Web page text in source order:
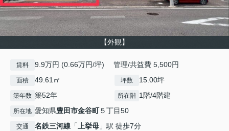
【外観】
賃料 9.9万円 (0.66万円/坪) 管理/共益費 5,500円
面積 49.61㎡ 坪数 15.00坪
築年数 築52年 所在階 1階/4階建
所在地 愛知県豊田市金谷町５丁目50
交通 名鉄三河線 「上挙母 」駅 徒歩7分